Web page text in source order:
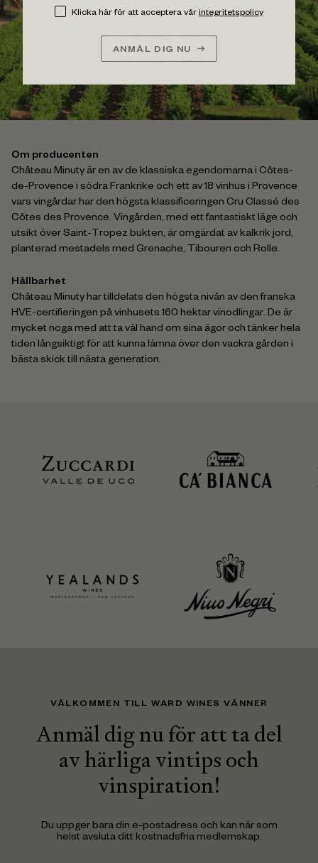
Klicka här för att acceptera vår integritetspolicy
ANMÄL DIG NU
Om producenten
Château Minuty är en av de klassiska egendomarna i Côtes-
de-Provence i södra Frankrike och ett av 18 vinhus i Provence
vars vingårdar har den högsta klassificeringen Cru Classé des
Côtes des Provence. Vingården, med ett fantastiskt läge och
utsikt över Saint-Tropez bukten, är omgärdat av kalkrik jord,
planterad mestadels med Grenache, Tibouren och Rolle.
Hållbarhet
Château Minuty har tilldelats den högsta nivån av den franska
HVE-certifieringen på vinhusets 160 hektar vinodlingar. De är
mycket noga med att ta väl hand om sina ägor och tänker hela
tiden långsiktigt för att kunna lämna över den vackra gården i
bästa skick till nästa generation.
VÄLKOMMEN TILL WARD WINES VÄNNER
Anmäl dig nu för att ta del
av härliga vintips och
vinspiration!
Du uppger bara din e-postadress och kan när som
helst avsluta ditt kostnadsfria medlemskap.